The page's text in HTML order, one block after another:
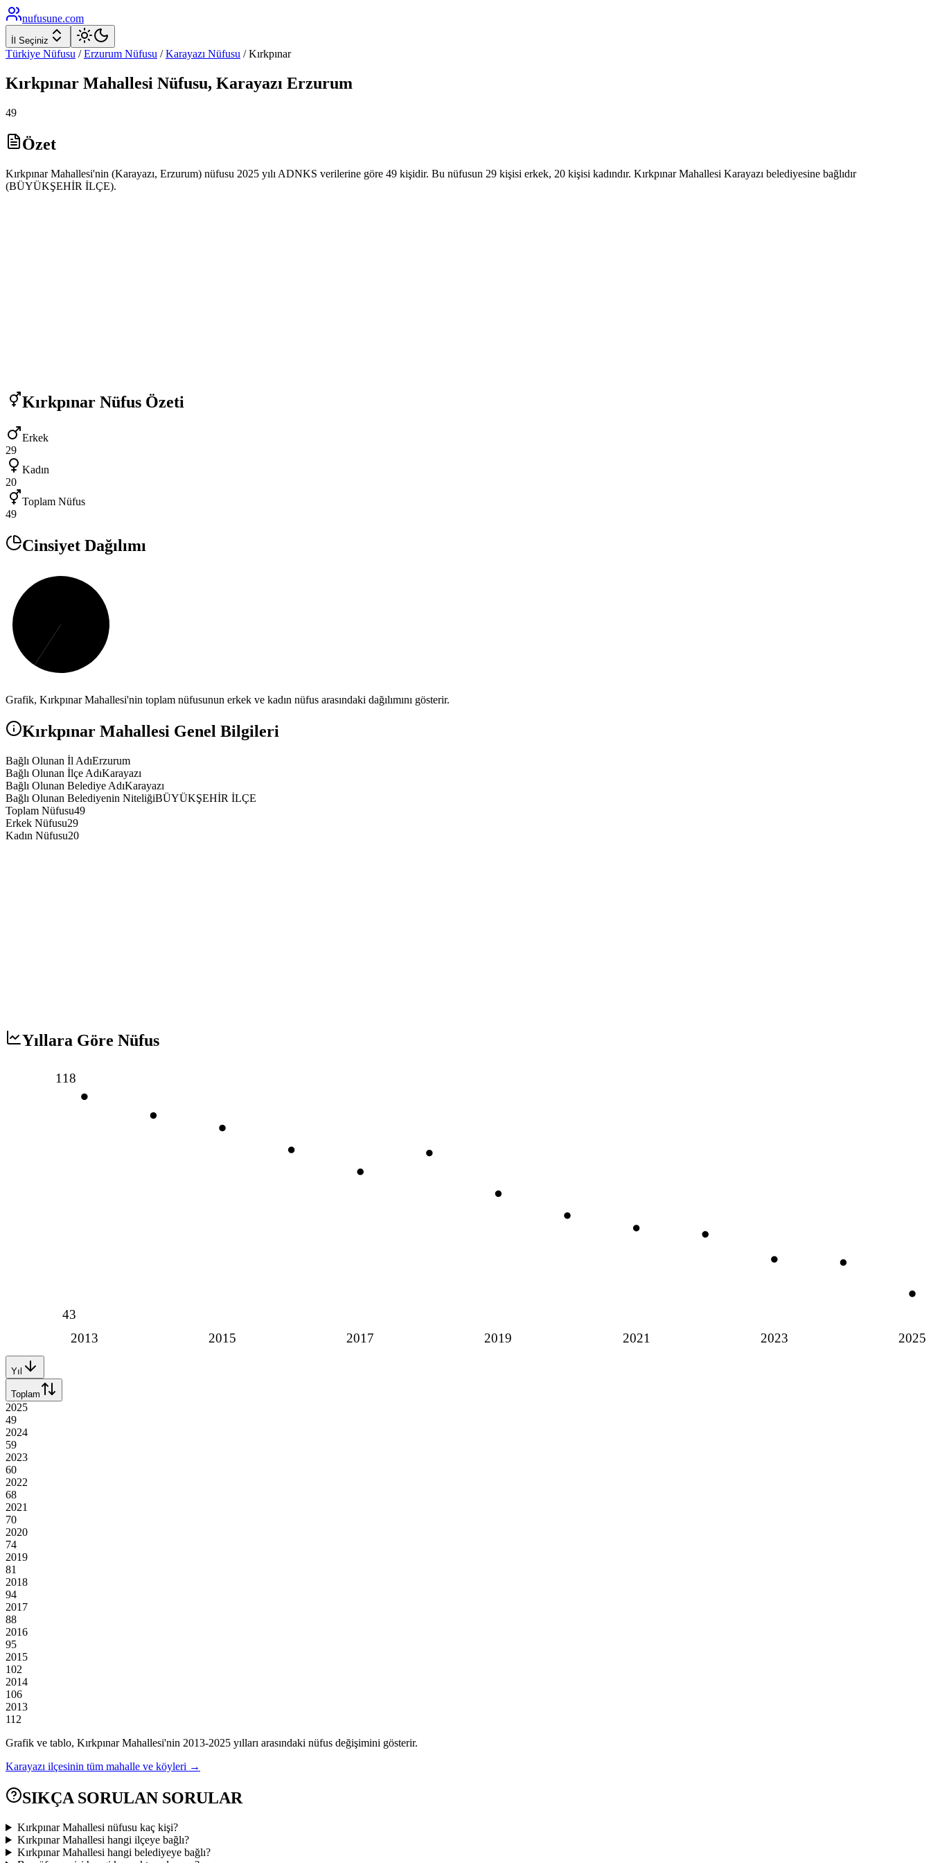
nufusune.com
İl Seçiniz
Türkiye Nüfusu / Erzurum Nüfusu / Karayazı Nüfusu /Kırkpınar
Kırkpınar Mahallesi Nüfusu, Karayazı Erzurum
49
Özet
Kırkpınar Mahallesi'nin (Karayazı, Erzurum) nüfusu 2025 yılı ADNKS verilerine göre 49 kişidir. Bu nüfusun 29 kişisi erkek, 20 kişisi kadındır. Kırkpınar Mahallesi Karayazı belediyesine bağlıdır
(BÜYÜKŞEHİR İLÇE).
Kırkpınar Nüfus Özeti
Erkek
29
Kadın
20
Toplam Nüfus
49
Cinsiyet Dağılımı
Grafik, KırkpınarMahallesi'nin toplam nüfusunun erkek ve kadın nüfus arasındaki dağılımını gösterir.
Kırkpınar Mahallesi Genel Bilgileri
Bağlı Olunan İl AdıErzurum
Bağlı Olunan İlçe AdıKarayazı
Bağlı Olunan Belediye AdıKarayazı
Bağlı Olunan Belediyenin NiteliğiBÜYÜKŞEHİR İLÇE
Toplam Nüfusu49
Erkek Nüfusu29
Kadın Nüfusu20
Yıllara Göre Nüfus
2013 2015 2017 2019 2021 2023 2025
118
43
Yıl
Toplam
2025
49
2024
59
2023
60
2022
68
2021
70
2020
74
2019
81
2018
94
2017
88
2016
95
2015
102
2014
106
2013
112
Grafik ve tablo, KırkpınarMahallesi'nin 2013-2025 yılları arasındaki nüfus değişimini gösterir.
Karayazı ilçesinin tüm mahalle ve köyleri →
SIKÇA SORULAN SORULAR
Kırkpınar Mahallesi nüfusu kaç kişi?
Kırkpınar Mahallesi hangi ilçeye bağlı?
Kırkpınar Mahallesi hangi belediyeye bağlı?